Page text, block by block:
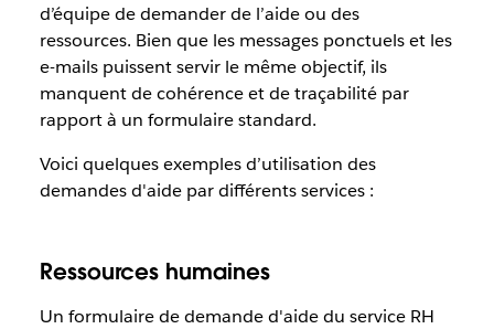
d’équipe de demander de l’aide ou des
ressources. Bien que les messages ponctuels et les
e-mails puissent servir le même objectif, ils
manquent de cohérence et de traçabilité par
rapport à un formulaire standard.
Voici quelques exemples d’utilisation des
demandes d'aide par différents services :
Ressources humaines
Un formulaire de demande d'aide du service RH